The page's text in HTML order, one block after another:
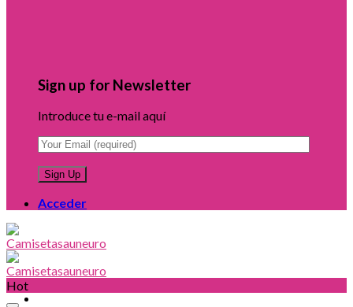
Sign up for Newsletter
Introduce tu e-mail aquí
Acceder
Hot